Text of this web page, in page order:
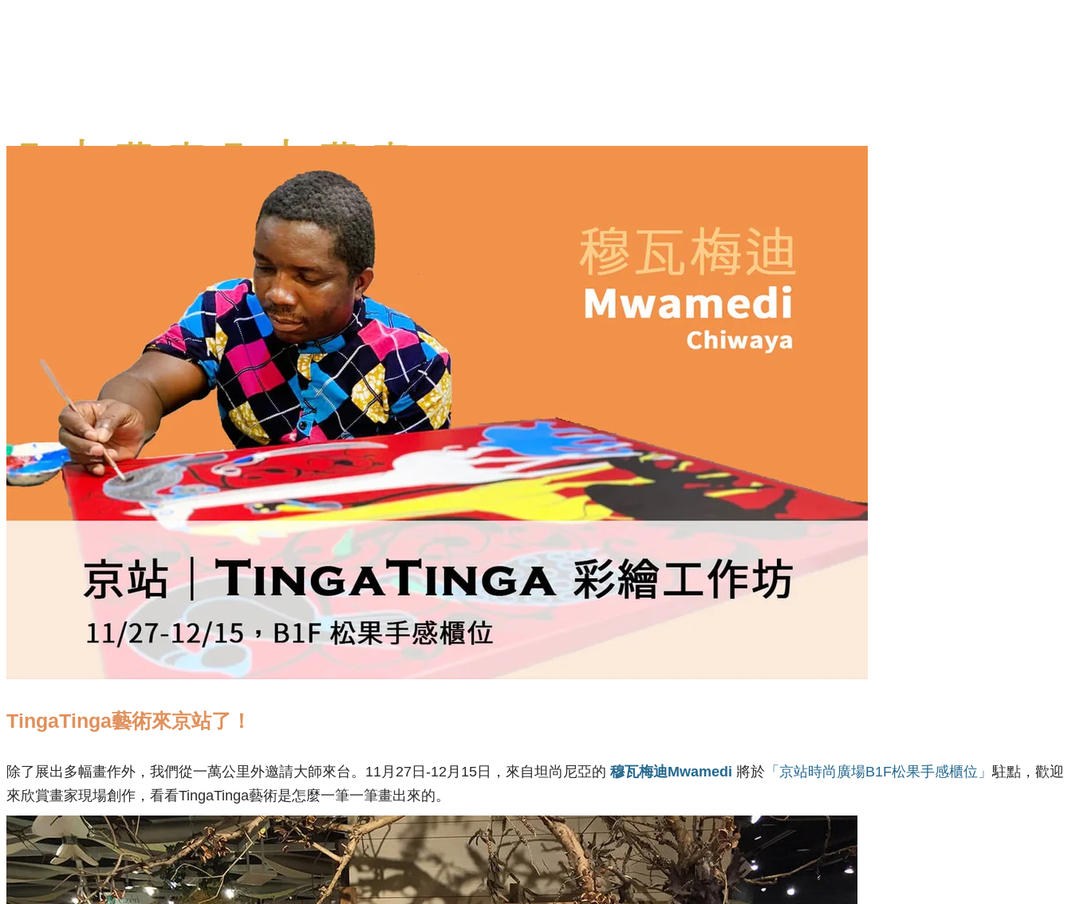
TingaTinga藝術來京站了！
除了展出多幅畫作外，我們從一萬公里外邀請大師來台。11月27日-12月15日，來自坦尚尼亞的 穆瓦梅迪Mwamedi 將於 「京站時尚廣場B1F松果手感櫃位」 駐點，歡迎
來欣賞畫家現場創作，看看TingaTinga藝術是怎麼一筆一筆畫出來的。